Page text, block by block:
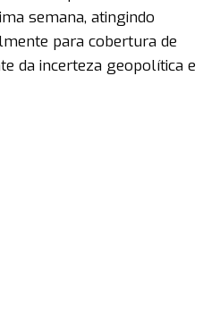
semana, atingindo
para cobertura de
da incerteza geopolítica e